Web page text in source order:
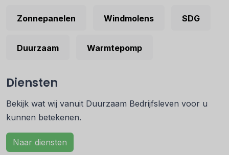
Zonnepanelen Windmolens SDG
Duurzaam Warmtepomp
Diensten
Bekijk wat wij vanuit Duurzaam Bedrijfsleven voor u
kunnen betekenen.
Naar diensten